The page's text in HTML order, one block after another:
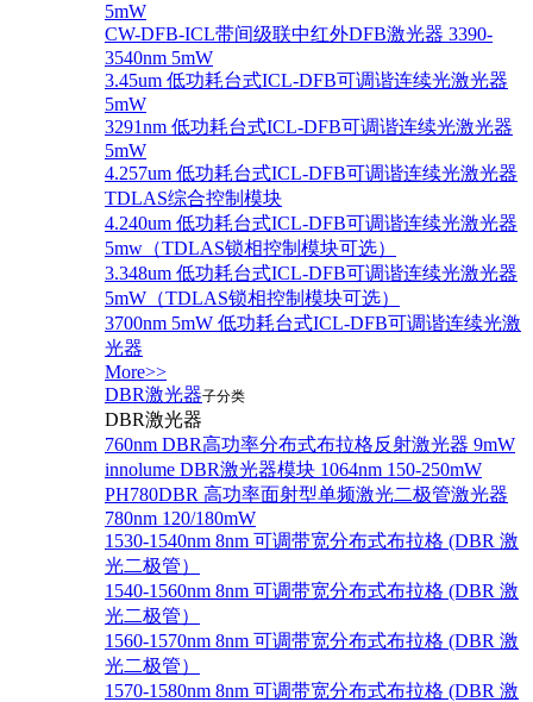
5mW
CW-DFB-ICL带间级联中红外DFB激光器 3390-
3540nm 5mW
3.45um 低功耗台式ICL-DFB可调谐连续光激光器
5mW
3291nm 低功耗台式ICL-DFB可调谐连续光激光器
5mW
4.257um 低功耗台式ICL-DFB可调谐连续光激光器
TDLAS综合控制模块
4.240um 低功耗台式ICL-DFB可调谐连续光激光器
5mw（TDLAS锁相控制模块可选）
3.348um 低功耗台式ICL-DFB可调谐连续光激光器
5mW（TDLAS锁相控制模块可选）
3700nm 5mW 低功耗台式ICL-DFB可调谐连续光激
光器
More>>
DBR激光器子分类
DBR激光器
760nm DBR高功率分布式布拉格反射激光器 9mW
innolume DBR激光器模块 1064nm 150-250mW
PH780DBR 高功率面射型单频激光二极管激光器
780nm 120/180mW
1530-1540nm 8nm 可调带宽分布式布拉格 (DBR 激
光二极管）
1540-1560nm 8nm 可调带宽分布式布拉格 (DBR 激
光二极管）
1560-1570nm 8nm 可调带宽分布式布拉格 (DBR 激
光二极管）
1570-1580nm 8nm 可调带宽分布式布拉格 (DBR 激